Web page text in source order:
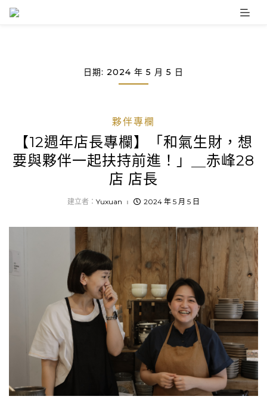
Skip
日期: 2024 年 5 月 5 日
夥伴專欄
【12週年店長專欄】「和氣生財，想
要與夥伴一起扶持前進！」＿赤峰28
店 店長
建立者： Yuxuan 2024 年 5 月 5 日